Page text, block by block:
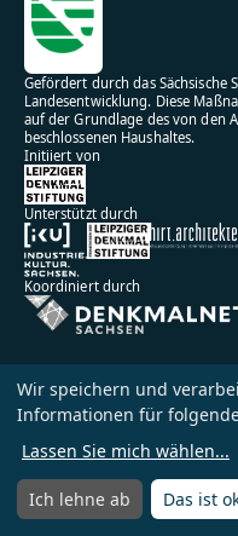
Menü
Gefördert durch das
Landesentwicklung. Diese
auf der Grundlage des von den
beschlossenen Haushaltes.
Initiiert von
Unterstützt durch
Koordiniert durch
Impressum
Datenschutz
Wir speichern und
Informationen für
Lassen Sie mich wählen...
Ich lehne ab Das ist